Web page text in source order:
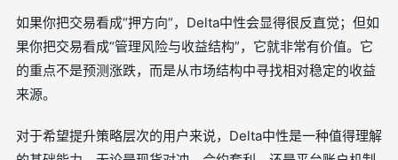
如果你把交易看成“押方向”，Delta中性会显得很反直觉；但如
果你把交易看成“管理风险与收益结构”，它就非常有价值。它
的重点不是预测涨跌，而是从市场结构中寻找相对稳定的收益
来源。
对于希望提升策略层次的用户来说，Delta中性是一种值得理解